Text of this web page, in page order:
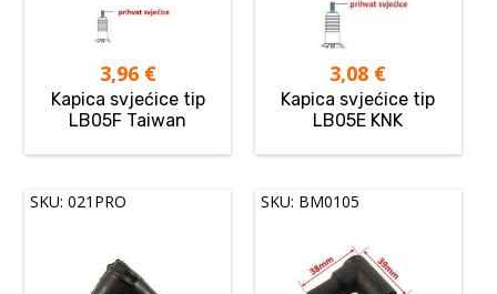
3,96 €
Kapica svjećice tip
LB05F Taiwan
3,08 €
Kapica svjećice tip
LB05E KNK
SKU: 021PRO SKU: BM0105